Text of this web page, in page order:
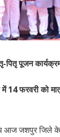
पितृ पूजन
14 फरवरी को
आज जशपुर जिले